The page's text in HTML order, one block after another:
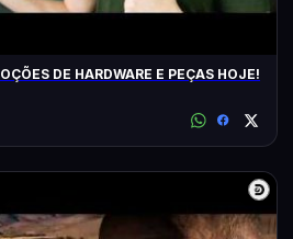
DE HARDWARE E PEÇAS HOJE!